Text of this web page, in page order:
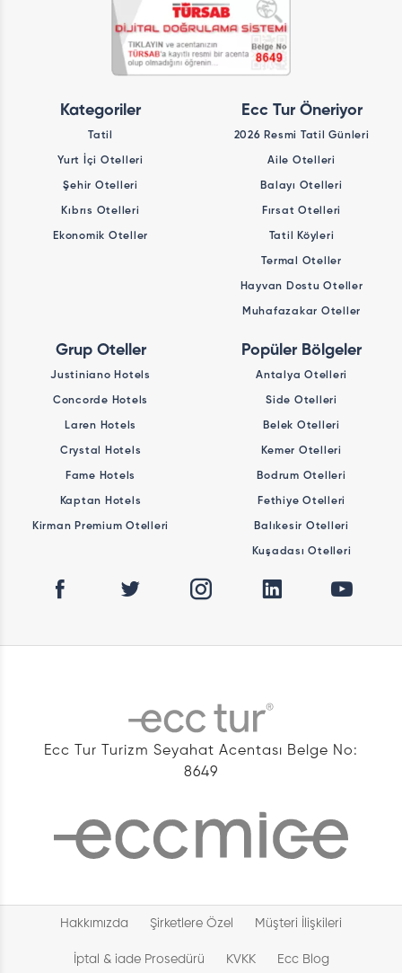
Kategoriler
Tatil
Yurt İçi Otelleri
Şehir Otelleri
Kıbrıs Otelleri
Ekonomik Oteller
Ecc Tur Öneriyor
2026 Resmi Tatil Günleri
Aile Otelleri
Balayı Otelleri
Fırsat Otelleri
Tatil Köyleri
Termal Oteller
Hayvan Dostu Oteller
Muhafazakar Oteller
Grup Oteller
Justiniano Hotels
Concorde Hotels
Laren Hotels
Crystal Hotels
Fame Hotels
Kaptan Hotels
Kirman Premium Otelleri
Popüler Bölgeler
Antalya Otelleri
Side Otelleri
Belek Otelleri
Kemer Otelleri
Bodrum Otelleri
Fethiye Otelleri
Balıkesir Otelleri
Kuşadası Otelleri
Ecc Tur Turizm Seyahat Acentası Belge No:
8649
Hakkımızda Şirketlere Özel Müşteri İlişkileri
İptal & iade Prosedürü KVKK Ecc Blog